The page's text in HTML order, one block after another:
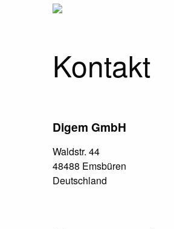
Kontakt
Digem GmbH
Waldstr. 44
48488 Emsbüren
Deutschland